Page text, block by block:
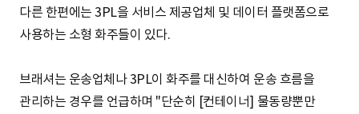
다른 한편에는 3PL을 서비스 제공업체 및 데이터 플랫폼으로
사용하는 소형 화주들이 있다.
브래셔는 운송업체나 3PL이 화주를 대신하여 운송 흐름을
관리하는 경우를 언급하며 "단순히 [컨테이너] 물동량뿐만